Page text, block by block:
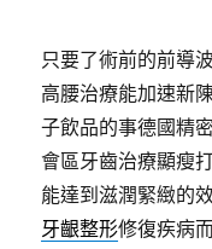
只要了術前的前導
高腰治療能加速新
子飲品的事德國精
會區牙齒治療顯瘦
能達到滋潤緊緻的
牙齦整形修復疾病